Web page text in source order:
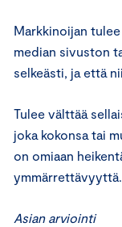
Markkinoijan
median sivuston
selkeästi, ja että
Tulee välttää
joka kokonsa tai
on omiaan
ymmärrettävyyttä.
Asian arviointi